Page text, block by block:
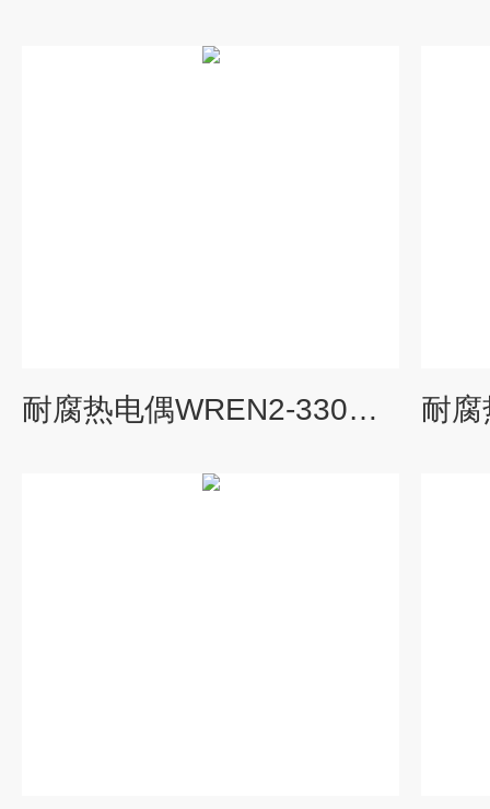
耐腐热电偶WREN2-330由上海自动化仪表三厂专业供应